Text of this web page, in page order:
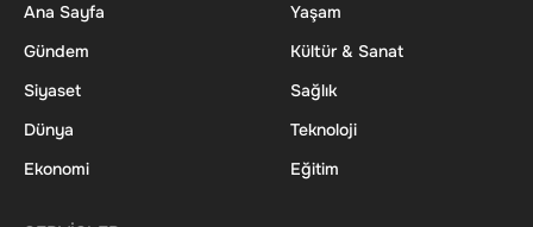
Ana Sayfa
Gündem
Siyaset
Dünya
Ekonomi
Yaşam
Kültür & Sanat
Sağlık
Teknoloji
Eğitim